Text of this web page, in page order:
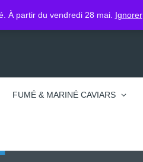
À partir du vendredi 28 mai. Ignorer
FUMÉ & MARINÉ CAVIARS